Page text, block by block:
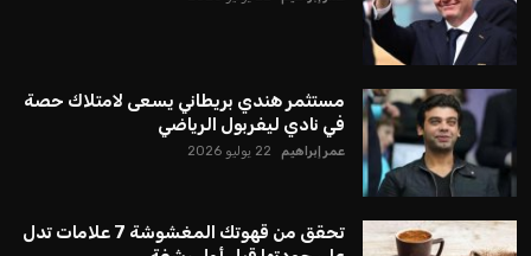
يبدو أن السويسري جياني إنفانتينو في طريقه للاحتفاظ بمنصبه
كرئيس للاتحاد الدولي لكرة القدم “فيفا” لفترة رابعة، بعد أن حصل
على تأييد واسع من أكثر من 200 اتحاد وطني من أصل 211 في